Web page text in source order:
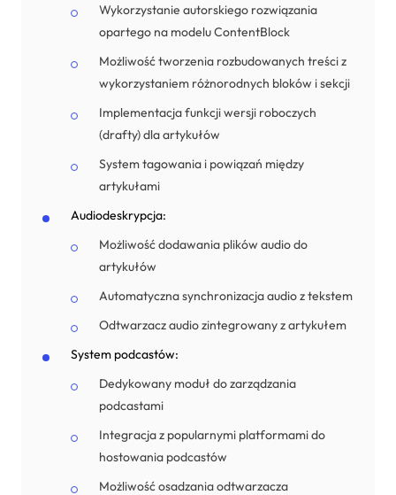
Wykorzystanie autorskiego rozwiązania
opartego na modelu ContentBlock
Możliwość tworzenia rozbudowanych treści z
wykorzystaniem różnorodnych bloków i sekcji
Implementacja funkcji wersji roboczych
(drafty) dla artykułów
System tagowania i powiązań między
artykułami
Audiodeskrypcja:
Możliwość dodawania plików audio do
artykułów
Automatyczna synchronizacja audio z tekstem
Odtwarzacz audio zintegrowany z artykułem
System podcastów:
Dedykowany moduł do zarządzania
podcastami
Integracja z popularnymi platformami do
hostowania podcastów
Możliwość osadzania odtwarzacza